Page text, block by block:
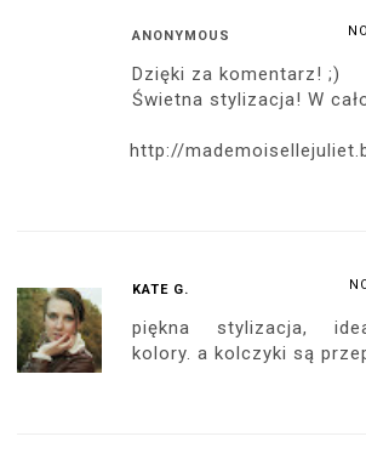
ANONYMOUS
Dzięki za komentarz! ;)
Świetna stylizacja! W
http://
KATE G.
piękna stylizacja,
kolory. a kolczyki są